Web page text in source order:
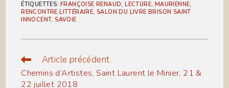
ÉTIQUETTES:FRANÇOISE RENAUD, LECTURE, MAURIENNE,
RENCONTRE LITTÉRAIRE, SALON DU LIVRE BRISON SAINT
INNOCENT, SAVOIE
Read
more
articles
Article précédent
Chemins d’Artistes, Saint Laurent le Minier, 21 &
22 juillet 2018